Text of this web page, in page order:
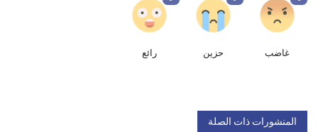
غاضب حزين رائع
المنشورات ذات الصلة